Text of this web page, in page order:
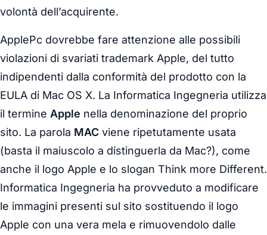
volontà dell’acquirente.
ApplePc dovrebbe fare attenzione alle possibili
violazioni di svariati trademark Apple, del tutto
indipendenti dalla conformità del prodotto con la
EULA di Mac OS X. La Informatica Ingegneria utilizza
il termine Apple nella denominazione del proprio
sito. La parola MAC viene ripetutamente usata
(basta il maiuscolo a distinguerla da Mac?), come
anche il logo Apple e lo slogan Think more Different.
Informatica Ingegneria ha provveduto a modificare
le immagini presenti sul sito sostituendo il logo
Apple con una vera mela e rimuovendolo dalle